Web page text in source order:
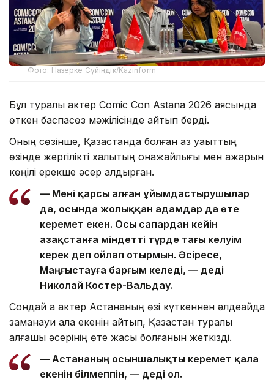
Фото: Назерке Сүйіндік/Kazinform
Бұл туралы актер Comic Con Astana 2026 аясында
өткен баспасөз мәжілісінде айтып берді.
Оның сөзінше, Қазақстанда болған аз уақыттың
өзінде жергілікті халықтың қонақжайлығы мен ақжарқын
көңілі ерекше әсер қалдырған.
— Мені қарсы алған ұйымдастырушылар
да, осында жолыққан адамдар да өте
керемет екен. Осы сапардан кейін
Қазақстанға міндетті түрде тағы келуім
керек деп ойлап отырмын. Әсіресе,
Маңғыстауға барғым келеді, — деді
Николай Костер-Вальдау.
Сондай ақ актер Астананың өзі күткеннен әлдеқайда
заманауи қала екенін айтып, Қазақстан туралы
алғашқы әсерінің өте жақсы болғанын жеткізді.
— Астананың осыншалықты керемет қала
екенін білмеппін, — деді ол.